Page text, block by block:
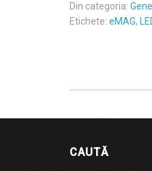
Din categoria:
Etichete: eMAG,
CAUTĂ